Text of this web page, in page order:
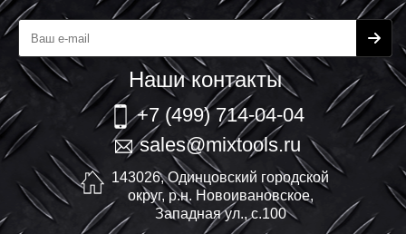
Наши контакты
+7 (499) 714-04-04
sales@mixtools.ru
143026, Одинцовский городской
округ, р.н. Новоивановское,
Западная ул., с.100